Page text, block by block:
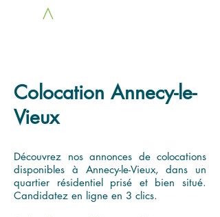
A
Colocation Annecy-le-
Vieux
Découvrez nos annonces de colocations
disponibles à Annecy-le-Vieux, dans un
quartier résidentiel prisé et bien situé.
Candidatez en ligne en 3 clics.